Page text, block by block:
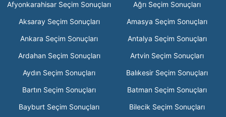
Afyonkarahisar Seçim Sonuçları
Ağrı Seçim Sonuçları
Aksaray Seçim Sonuçları
Amasya Seçim Sonuçları
Ankara Seçim Sonuçları
Antalya Seçim Sonuçları
Ardahan Seçim Sonuçları
Artvin Seçim Sonuçları
Aydın Seçim Sonuçları
Balıkesir Seçim Sonuçları
Bartın Seçim Sonuçları
Batman Seçim Sonuçları
Bayburt Seçim Sonuçları
Bilecik Seçim Sonuçları